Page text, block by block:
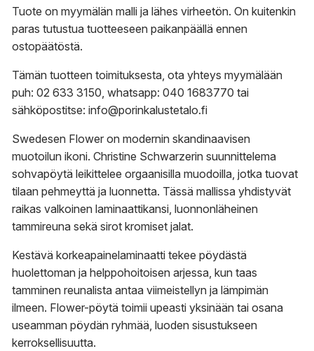
065,00 €.
Tuote on myymälän malli ja lähes virheetön. On kuitenkin
paras tutustua tuotteeseen paikanpäällä ennen
ostopäätöstä.
Tämän tuotteen toimituksesta, ota yhteys myymälään
puh: 02 633 3150, whatsapp: 040 1683770 tai
sähköpostitse: info@porinkalustetalo.fi
Swedesen Flower on modernin skandinaavisen
muotoilun ikoni. Christine Schwarzerin suunnittelema
sohvapöytä leikittelee orgaanisilla muodoilla, jotka tuovat
tilaan pehmeyttä ja luonnetta. Tässä mallissa yhdistyvät
raikas valkoinen laminaattikansi, luonnonläheinen
tammireuna sekä sirot kromiset jalat.
Kestävä korkeapainelaminaatti tekee pöydästä
huolettoman ja helppohoitoisen arjessa, kun taas
tamminen reunalista antaa viimeistellyn ja lämpimän
ilmeen. Flower-pöytä toimii upeasti yksinään tai osana
useamman pöydän ryhmää, luoden sisustukseen
kerroksellisuutta.